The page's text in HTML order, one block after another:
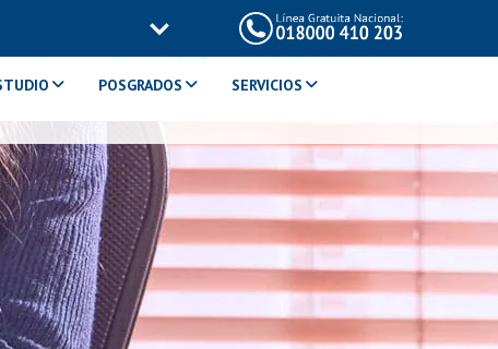
POSGRADOS SERVICIOS
inc/templates/page-title.php on line 114